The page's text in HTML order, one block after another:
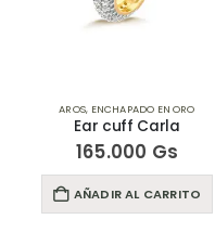
AROS, ENCHAPADO EN ORO
Ear cuff Carla
165.000 Gs
AÑADIR AL CARRITO